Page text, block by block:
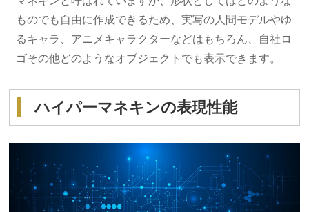
ものでも自由に作成できるため、実写の人間モデルやゆ
るキャラ、アニメキャラクターなどはもちろん、自社ロ
ゴその他どのようなオブジェクトでも表示できます。
ハイパーマネキンの表現性能